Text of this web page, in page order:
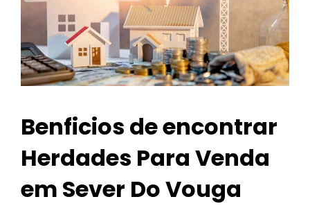
Benficios de encontrar
Herdades Para Venda
em Sever Do Vouga